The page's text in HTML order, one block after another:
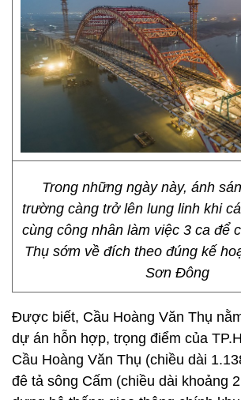
Trong những ngày này, ánh
trường càng trở lên lung linh khi
cùng công nhân làm việc 3 ca để
Thụ sớm về đích theo đúng kế
Sơn Đông
Được biết, Cầu Hoàng Văn Thụ
dự án hỗn hợp, trọng điểm của
Cầu Hoàng Văn Thụ (chiều dài
đê tả sông Cấm (chiều dài khoảng